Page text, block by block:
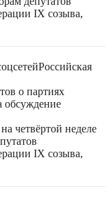
IX созыва,
Российская
о партиях
обсуждение
четвёртой неделе
IX созыва,